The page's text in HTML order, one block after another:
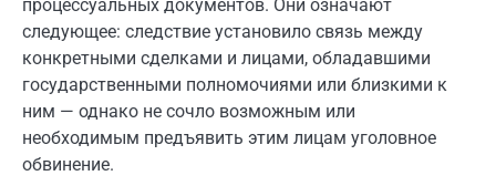
процессуальных документов. Они означают
следующее: следствие установило связь между
конкретными сделками и лицами, обладавшими
государственными полномочиями или близкими к
ним — однако не сочло возможным или
необходимым предъявить этим лицам уголовное
обвинение.